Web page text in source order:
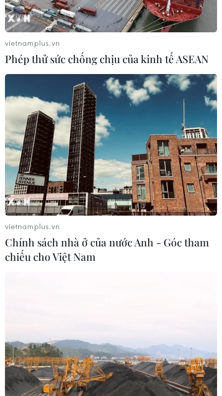
07/08/2026 14:38
Cảnh sát giao thông triển khai chiến
vietnamplus.vn
Phép thử sức chống chịu của kinh tế ASEAN
vietnamplus.vn
Chính sách nhà ở của nước Anh - Góc tham
chiếu cho Việt Nam